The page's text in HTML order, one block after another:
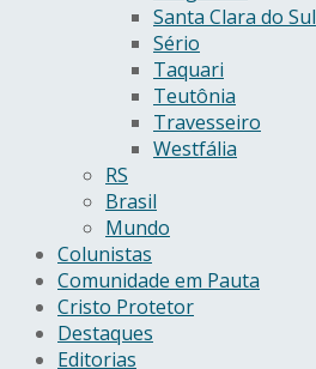
Santa Clara do Sul
Sério
Taquari
Teutônia
Travesseiro
Westfália
RS
Brasil
Mundo
Colunistas
Comunidade em Pauta
Cristo Protetor
Destaques
Editorias